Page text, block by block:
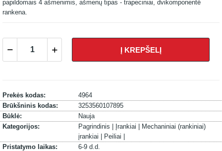
papildomais 4 ašmenimis, ašmenų tipas - trapeciniai, dvikomponentė
rankena.
Į KREPŠELĮ
Prekės kodas:
4964
Brūkšninis kodas:
3253560107895
Būklė:
Nauja
Kategorijos:
Pagrindinis | Įrankiai |
Mechaniniai (rankiniai)
įrankiai |
Peiliai |
Pristatymo laikas:
6-9 d.d.